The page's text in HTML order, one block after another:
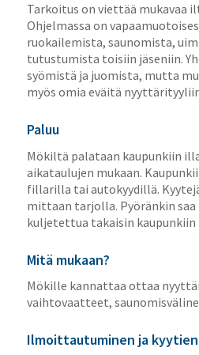
Tarkoitus on viettää mukavaa
Ohjelmassa on
ruokailemista, saunomista,
tutustumista toisiin jäseniin.
syömistä ja juomista, mutta
myös omia eväitä
Paluu
Mökiltä palataan kaupunkiin
aikataulujen mukaan.
fillarilla tai autokyydillä.
mittaan tarjolla. Pyöränkin saa
kuljetettua takaisin kaupunkiin
Mitä mukaan?
Mökille kannattaa ottaa
vaihtovaatteet,
Ilmoittautuminen ja